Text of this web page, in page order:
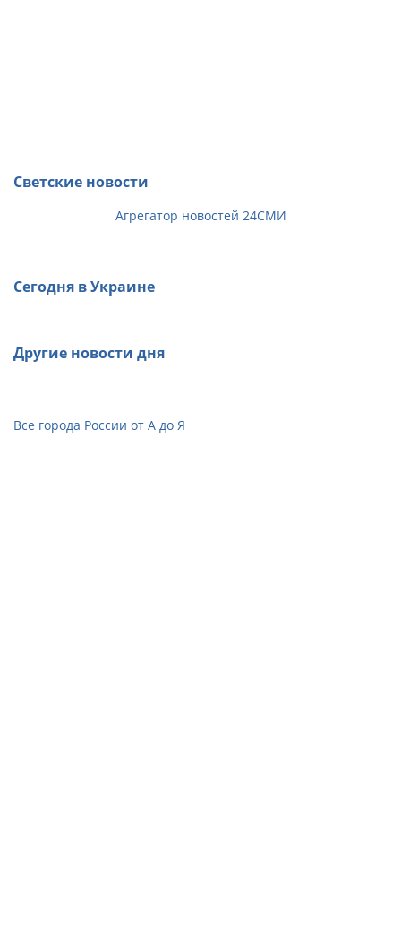
Светские новости
Агрегатор новостей 24СМИ
Сегодня в Украине
Другие новости дня
Все города России от А до Я